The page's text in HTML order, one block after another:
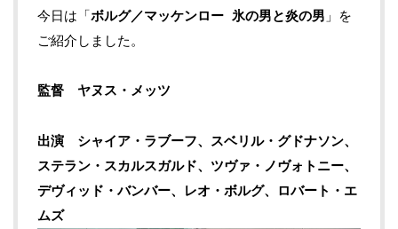
今日は「ボルグ／マッケンロー 氷の男と炎の男 」を
ご紹介しました。
監督 ヤヌス・メッツ
出演 シャイア・ラブーフ、スベリル・グドナソン、
ステラン・スカルスガルド、ツヴァ・ノヴォトニー、
デヴィッド・バンバー、レオ・ボルグ、ロバート・エ
ムズ